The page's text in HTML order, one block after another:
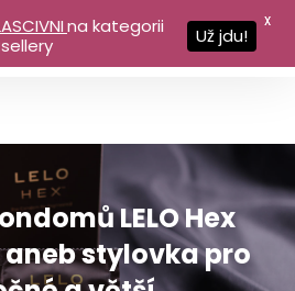
LELO Hex
aneb stylovka pro
na kategorii
Už jdu!
X